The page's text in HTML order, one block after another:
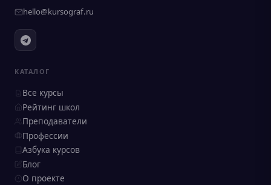
hello@kursograf.ru
КАТАЛОГ
Все курсы
Рейтинг школ
Преподаватели
Профессии
Азбука курсов
Блог
О проекте